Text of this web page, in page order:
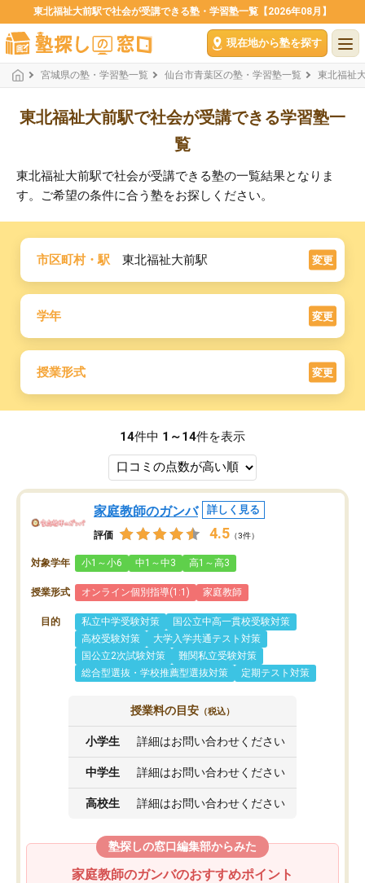
東北福祉大前駅で社会が受講できる塾・学習塾一覧【2026年08月】
現在地から塾を探す
宮城県の塾・学習塾一覧 仙台市青葉区の塾・学習塾一覧 東北福祉
東北福祉大前駅で社会が受講できる学習塾一
覧
東北福祉大前駅で社会が受講できる塾の一覧結果となりま
す。ご希望の条件に合う塾をお探しください。
市区町村・駅 東北福祉大前駅 変更
学年 変更
授業形式 変更
14件中 1～14件を表示
家庭教師のガンバ 詳しく見る
評価 4.5 （3件）
対象学年 小1～小6 中1～中3 高1～高3
授業形式 オンライン個別指導(1:1) 家庭教師
目的 私立中学受験対策
国公立中高一貫校受験対策
高校受験対策
大学入学共通テスト対策
国公立2次試験対策
難関私立受験対策
総合型選抜・学校推薦型選抜対策
定期テスト対策
授業料の目安 （税込）
小学生 詳細はお問い合わせください
中学生 詳細はお問い合わせください
高校生 詳細はお問い合わせください
塾探しの窓口編集部からみた
家庭教師のガンバのおすすめポイント